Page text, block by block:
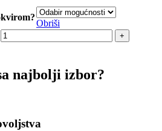
Obriši
najbolji izbor?